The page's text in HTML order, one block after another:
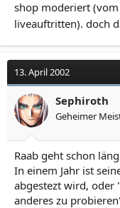
shop moderiert
liveauftritten). doch
13. April 2002
Sephiroth
Geheimer
Raab geht schon
In einem Jahr ist
abgestezt wird,
anderes zu